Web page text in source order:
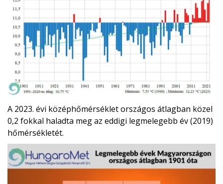
A 2023. évi középhőmérséklet országos átlagban közel
0,2 fokkal haladta meg az eddigi legmelegebb év (2019)
hőmérsékletét.